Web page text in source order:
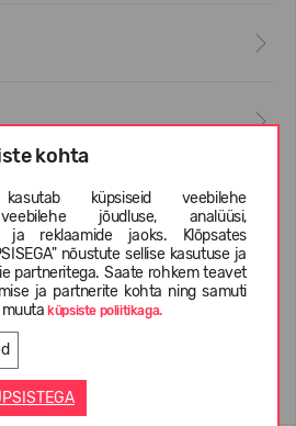
kohta
küpsiseid veebilehe
jõudluse, analüüsi,
ja reklaamide jaoks. Klõpsates
nõustute sellise kasutuse ja
partneritega. Saate rohkem teavet
ja partnerite kohta ning samuti
muutaküpsiste poliitikaga.
REIMA
(0)
tooted